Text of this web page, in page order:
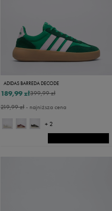
ADIDAS BARREDA DECODE
399,99 zł
189,99 zł
219,99 zł- najniższa cena
+ 2